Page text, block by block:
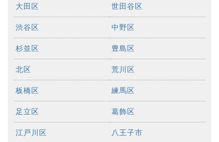
大田区 世田谷区
渋谷区 中野区
杉並区 豊島区
北区 荒川区
板橋区 練馬区
足立区 葛飾区
江戸川区 八王子市